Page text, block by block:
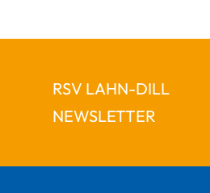
RSV LAHN-DILL
NEWSLETTER